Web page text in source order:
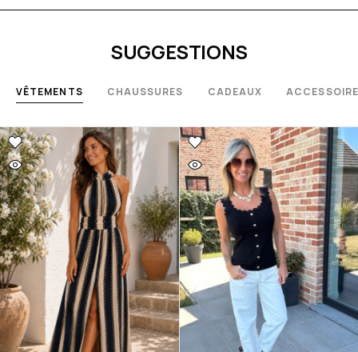
SUGGESTIONS
VÊTEMENTS CHAUSSURES CADEAUX